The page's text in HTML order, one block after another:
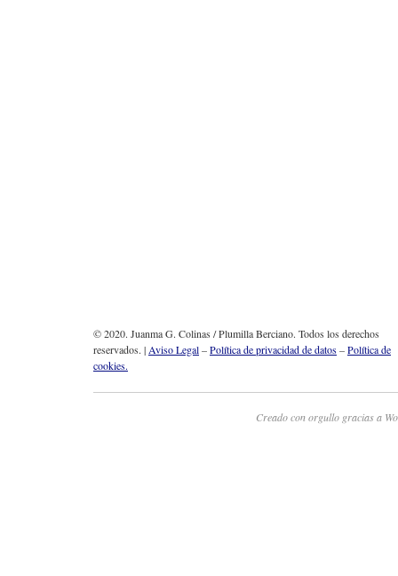
© 2020. Juanma G. Colinas / Plumilla Berciano. Todos los derechos
reservados. |Aviso Legal–Política de privacidad de datos–Política de
cookies.
Creado con orgullo gracias a